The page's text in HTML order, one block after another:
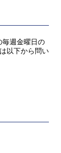
毎週金曜日の
以下から問い